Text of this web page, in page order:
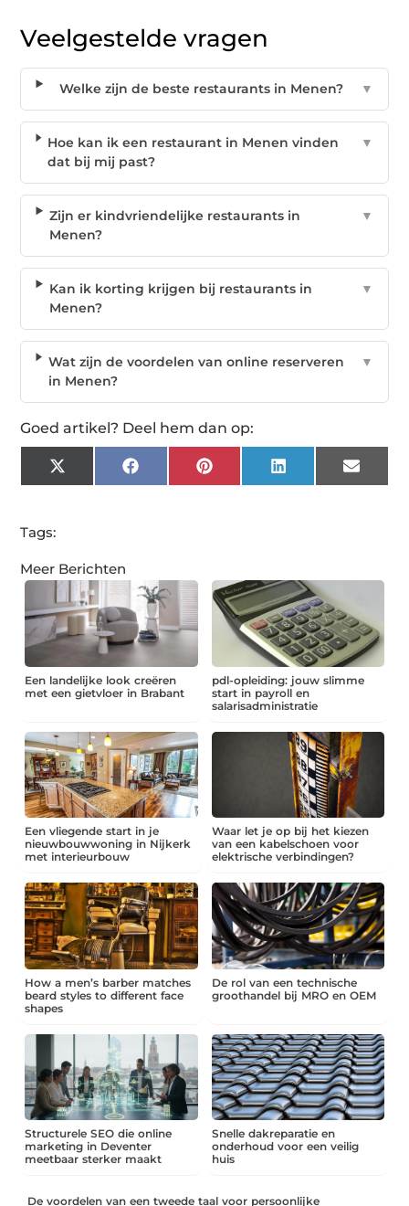
Veelgestelde vragen
Welke zijn de beste restaurants in Menen? ▼
Hoe kan ik een restaurant in Menen vinden
dat bij mij past?
▼
Zijn er kindvriendelijke restaurants in
Menen?
▼
Kan ik korting krijgen bij restaurants in
Menen?
▼
Wat zijn de voordelen van online reserveren
in Menen?
▼
Goed artikel? Deel hem dan op:
X
(Twitter)
Facebook Pinterest LinkedIn Email
Tags:
Meer Berichten
Een landelijke look creëren
met een gietvloer in Brabant
pdl-opleiding: jouw slimme
start in payroll en
salarisadministratie
Een vliegende start in je
nieuwbouwwoning in Nijkerk
met interieurbouw
Waar let je op bij het kiezen
van een kabelschoen voor
elektrische verbindingen?
How a men’s barber matches
beard styles to different face
shapes
De rol van een technische
groothandel bij MRO en OEM
Structurele SEO die online
marketing in Deventer
meetbaar sterker maakt
Snelle dakreparatie en
onderhoud voor een veilig
huis
De voordelen van een tweede taal voor persoonlijke